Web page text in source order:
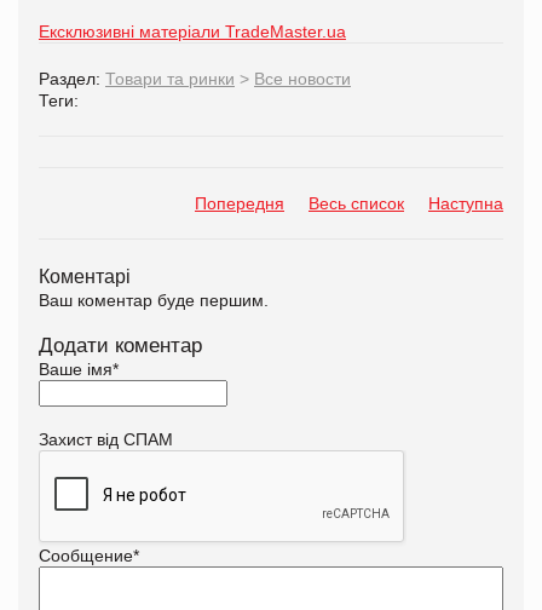
Ексклюзивні матеріали TradeMaster.ua
Раздел: Товари та ринки > Все новости
Теги:
Попередня Весь список Наступна
Коментарі
Ваш коментар буде першим.
Додати коментар
Ваше імя*
Захист від СПАМ
Сообщение*